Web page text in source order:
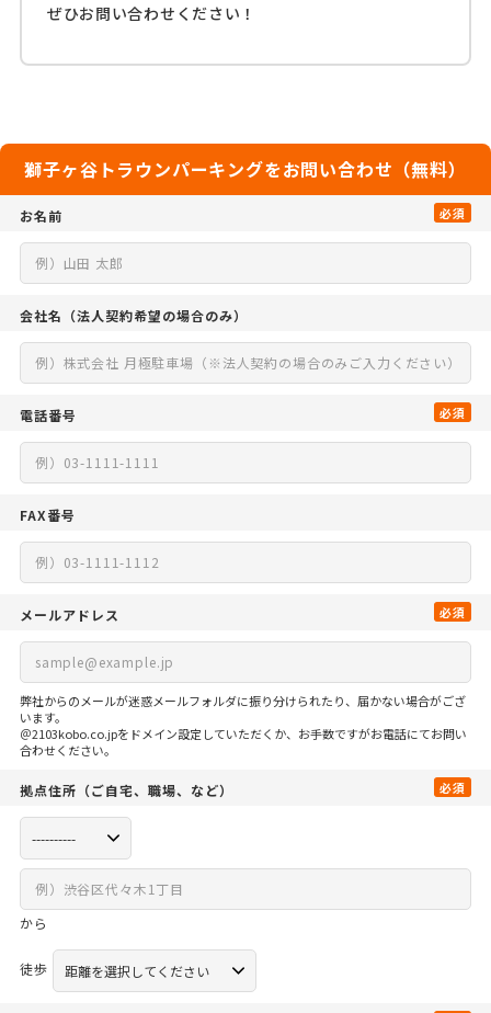
ぜひお問い合わせください！
獅子ヶ谷トラウンパーキングをお問い合わせ（無料）
お名前 必須
会社名 （法人契約希望の場合のみ）
電話番号 必須
FAX番号
メールアドレス 必須
弊社からのメールが迷惑メールフォルダに振り分けられたり、届かない場合がござ
います。
＠2103kobo.co.jpをドメイン設定していただくか、お手数ですがお電話にてお問い
合わせください。
拠点住所 （ご自宅、 職場、など） 必須
から
徒歩